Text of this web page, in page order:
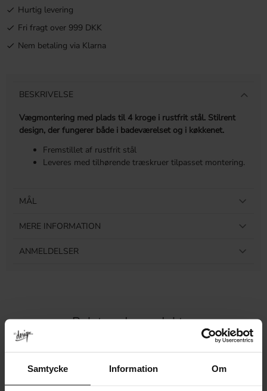
Samtycke Information Om
Hurtig levering
Fri fragt over 999 DKK
Nem betaling via Klarna
BESKRIVELSE
Vægmontering med plads til 4 kroge i rustfrit stål. Stilrent
design, der fungerer både i badeværelset og i køkkenet.
Fremstillet af rustfrit stål
Leveres med tilhørende træskruer tilpasset montering.
MÅL
MERE INFORMATION
ANMELDELSER
Relaterede produkter